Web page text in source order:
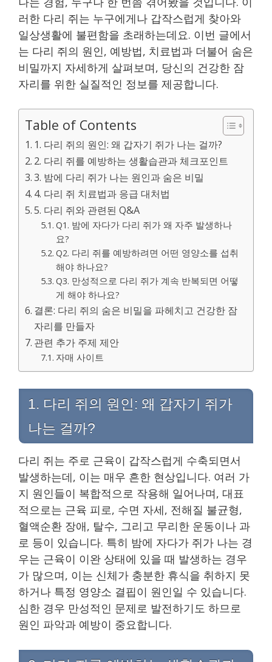
러한 다리 쥐는 누구에게나 갑작스럽게 찾아와
일상생활에 불편함을 초래하는데요. 이번 글에서
는 다리 쥐의 원인, 예방법, 치료법과 더불어 숨은
비밀까지 자세하게 살펴보며, 당신의 건강한 잠
자리를 위한 실질적인 정보를 제공합니다.
Table of Contents
1. 다리 쥐의 원인: 왜 갑자기 쥐가 나는 걸까?
2. 다리 쥐를 예방하는 생활습관과 체크포인트
3. 밤에 다리 쥐가 나는 원인과 숨은 비밀
4. 다리 쥐 치료법과 응급 대처법
5. 다리 쥐와 관련된 Q&A
Q1. 밤에 자다가 다리 쥐가 왜 자주 발생하나
요?
Q2. 다리 쥐를 예방하려면 어떤 영양소를 섭취
해야 하나요?
Q3. 만성적으로 다리 쥐가 계속 반복되면 어떻
게 해야 하나요?
결론: 다리 쥐의 숨은 비밀을 파헤치고 건강한 잠
자리를 만들자
관련 추가 주제 제안
자매 사이트
1. 다리 쥐의 원인: 왜 갑자기 쥐가
나는 걸까?
다리 쥐는 주로 근육이 갑작스럽게 수축되면서
발생하는데, 이는 매우 흔한 현상입니다. 여러 가
지 원인들이 복합적으로 작용해 일어나며, 대표
적으로는 근육 피로, 수면 자세, 전해질 불균형,
혈액순환 장애, 탈수, 그리고 무리한 운동이나 과
로 등이 있습니다. 특히 밤에 자다가 쥐가 나는 경
우는 근육이 이완 상태에 있을 때 발생하는 경우
가 많으며, 이는 신체가 충분한 휴식을 취하지 못
하거나 특정 영양소 결핍이 원인일 수 있습니다.
심한 경우 만성적인 문제로 발전하기도 하므로
원인 파악과 예방이 중요합니다.